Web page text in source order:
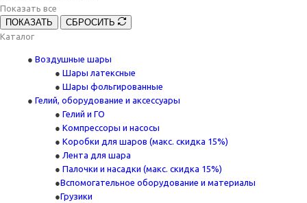
Показать все
ПОКАЗАТЬ СБРОСИТЬ
Каталог
Воздушные шары
Шары латексные
Шары фольгированные
Гелий, оборудование и аксессуары
Гелий и ГО
Компрессоры и насосы
Коробки для шаров (макс. скидка 15%)
Лента для шара
Палочки и насадки (макс. скидка 15%)
Вспомогательное оборудование и материалы
Грузики